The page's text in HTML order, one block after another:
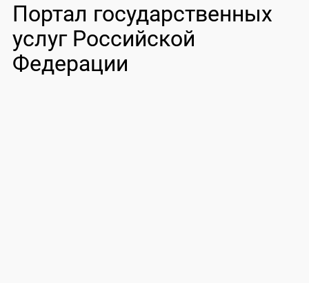
Портал государственных
услуг Российской
Федерации